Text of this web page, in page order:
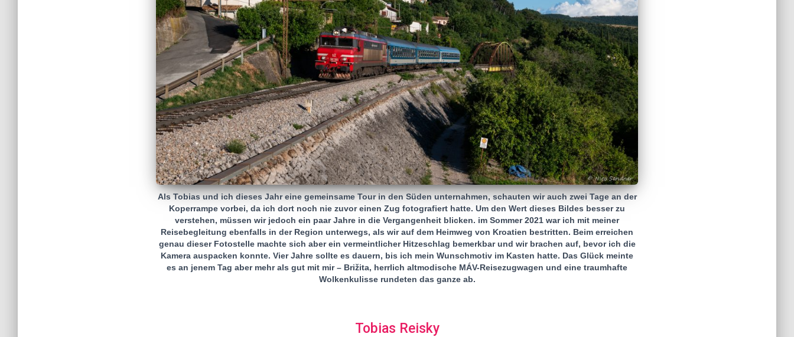
Als Tobias und ich dieses Jahr eine gemeinsame Tour in den Süden unternahmen, schauten wir auch zwei Tage an der
Koperrampe vorbei, da ich dort noch nie zuvor einen Zug fotografiert hatte. Um den Wert dieses Bildes besser zu
verstehen, müssen wir jedoch ein paar Jahre in die Vergangenheit blicken. im Sommer 2021 war ich mit meiner
Reisebegleitung ebenfalls in der Region unterwegs, als wir auf dem Heimweg von Kroatien bestritten. Beim erreichen
genau dieser Fotostelle machte sich aber ein vermeintlicher Hitzeschlag bemerkbar und wir brachen auf, bevor ich die
Kamera auspacken konnte. Vier Jahre sollte es dauern, bis ich mein Wunschmotiv im Kasten hatte. Das Glück meinte
es an jenem Tag aber mehr als gut mit mir – Brižita, herrlich altmodische MÁV-Reisezugwagen und eine traumhafte
Wolkenkulisse rundeten das ganze ab.
Tobias Reisky